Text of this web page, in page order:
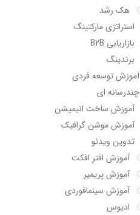
هک رشد
استراتژی مارکتینگ
بازاریابی B2B
برندینگ
آموزش توسعه فردی
چندرسانه ای
آموزش ساخت انیمیشن
آموزش موشن گرافیک
تدوین ویدئو
آموزش افتر افکت
آموزش پریمیر
آموزش سینمافوردی
ادیوس